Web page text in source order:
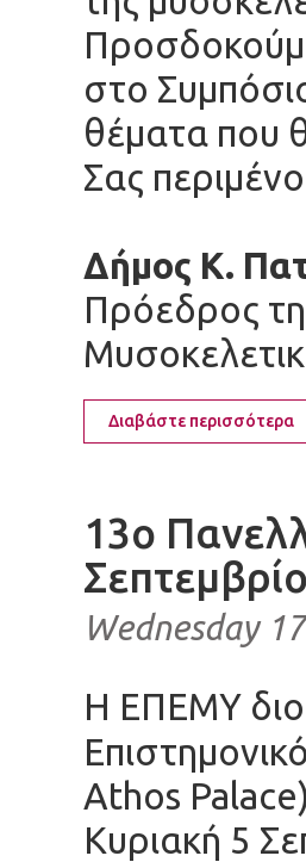
στο
θέματα που
Σας
Δήμος Κ.
Πρόεδρος
Διαβάστε περισσότερα
13ο
Wednesday
Η ΕΠΕΜΥ
Athos
Κυριακή 5